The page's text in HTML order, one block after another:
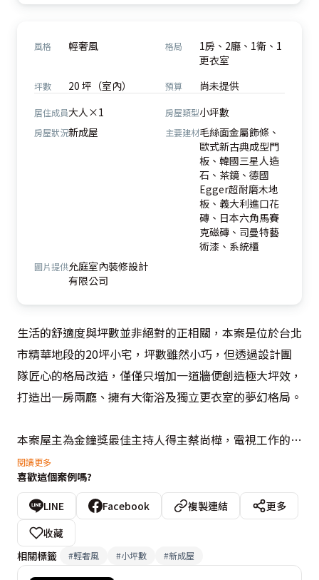
風格 輕奢風 格局
1房、2廳、1衛、1
更衣室
坪數 20 坪（室內） 預算 尚未提供
居住成員大人×1 房屋類型小坪數
房屋狀況新成屋 主要建材毛絲面金屬飾條、
歐式新古典成型門
板、韓國三星人造
石、茶鏡、德國
Egger超耐磨木地
板、義大利進口花
磚、日本六角馬賽
克磁磚、司曼特藝
術漆、系統櫃
圖片提供允庭室內裝修設計
有限公司
生活的舒適度與坪數並非絕對的正相關，本案是位於台北
市精華地段的20坪小宅，坪數雖然小巧，但透過設計團
隊匠心的格局改造，僅僅只增加一道牆便創造極大坪效，
打造出一房兩廳、擁有大衛浴及獨立更衣室的夢幻格局。
本案屋主為金鐘獎最佳主持人得主蔡尚樺，電視工作的壓
力與繁忙的日程，期望擁有一處能讓自己徹底放鬆、享受
me time的居家空間，於是設計團隊以溫暖的粉色調作為
整體空間主色調，綴以少量金色元素，回應屋主甜美的公
主系氣質，並透過材質質地結合設計手法，為空間創造驚
喜趣味，像是玄關處的地坪設計，由於原始格局在玄關與
客餐廳之間並無明顯區隔，設計團隊利用地坪材質劃分場
閱讀更多
喜歡這個案例嗎?
LINE Facebook 複製連結
更多
收藏
相關標籤
#輕奢風 #小坪數 #新成屋